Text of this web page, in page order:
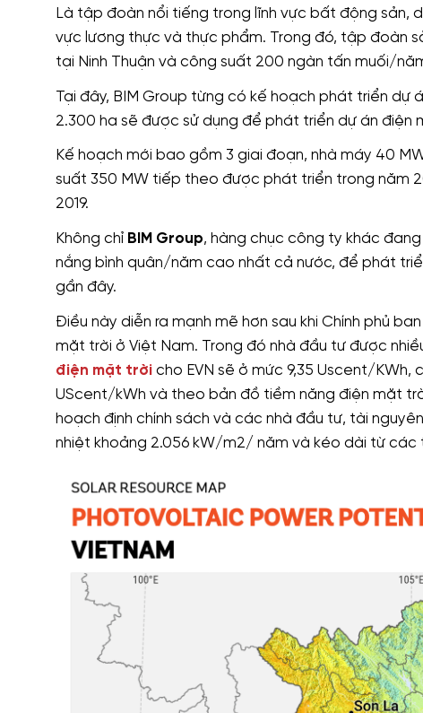
Là tập đoàn nổi tiếng trong lĩnh vực bất động sản,
vực lương thực và thực phẩm. Trong đó, tập đoàn
tại Ninh Thuận và công suất 200 ngàn tấn muối/
Tại đây, BIM Group từng có kế hoạch phát triển dự
2.300 ha sẽ được sử dụng để phát triển dự án điện
Kế hoạch mới bao gồm 3 giai đoạn, nhà máy 40
suất 350 MW tiếp theo được phát triển trong năm
2019.
Không chỉ BIM Group, hàng chục công ty khác
nắng bình quân/năm cao nhất cả nước, để phát
gần đây.
Điều này diễn ra mạnh mẽ hơn sau khi Chính phủ
mặt trời ở Việt Nam. Trong đó nhà đầu tư được
điện mặt trời cho EVN sẽ ở mức 9,35 Uscent/KWh,
UScent/kWh và theo bản đồ tiềm năng điện mặt
hoạch định chính sách và các nhà đầu tư, tài
nhiệt khoảng 2.056 kW/m2/ năm và kéo dài từ các